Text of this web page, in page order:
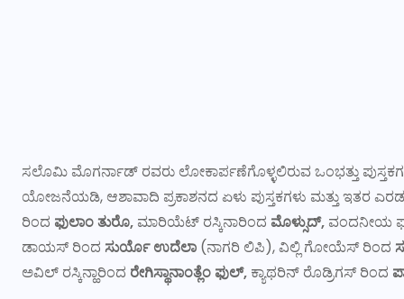
ಸಲೊಮಿ ಮೊಗರ್ನಾಡ್ ರವರು ಲೋಕಾರ್ಪಣೆಗೊಳ್ಳಲಿರುವ ಒಂಭತ್ತು
ಯೋಜನೆಯಡಿ, ಆಶಾವಾದಿ ಪ್ರಕಾಶನದ ಏಳು ಪುಸ್ತಕಗಳು ಮತ್ತು ಇತರ
ರಿಂದ ಫುಲಾಂ ತುರೊ, ಮಾರಿಯೆಟ್‌ ರಸ್ಕಿನಾರಿಂದ ಮೊಳ್ಸುದ್‌, ವಂದನೀಯ
ಡಾಯಸ್ ರಿಂದ ಸುರ್ಯೊ ಉದೆಲಾ (ನಾಗರಿ ಲಿಪಿ), ವಿಲ್ಲಿ ಗೋಯೆಸ್‌ ರಿಂದ
ಅವಿಲ್‌ ರಸ್ಕಿನ್ಹಾರಿಂದ ರೇಗಿಸ್ಥಾನಾಂತ್ಲೆಂ ಫುಲ್‌, ಕ್ಯಾಥರಿನ್‌ ರೊಡ್ರಿಗಸ್‌ ರಿಂದ